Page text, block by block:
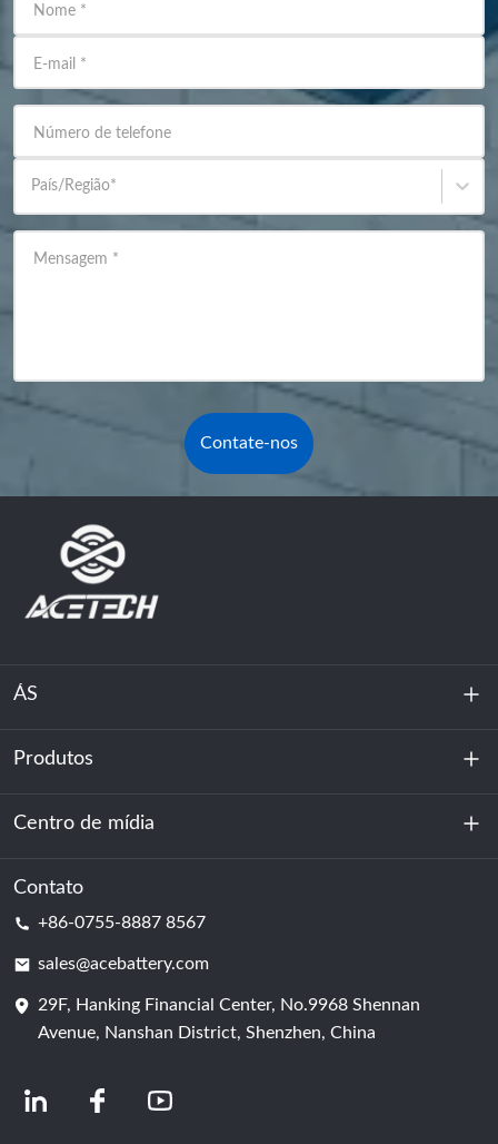
Nome *
E-mail *
Número de telefone
País/Região*
Mensagem *
Contate-nos
ÁS
Sobre nós
Sustentabilidade
Produtos
Armazenamento de energia
Centro de dados e sala de servidores
Célula de bateria
Centro de mídia
Notícias
Contato
+86-0755-8887 8567
sales@acebattery.com
29F, Hanking Financial Center, No.9968 Shennan
Avenue, Nanshan District, Shenzhen, China